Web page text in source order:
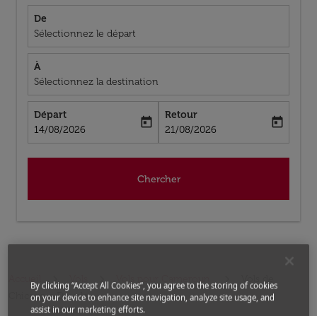
De
Sélectionnez le départ
À
Sélectionnez la destination
Départ
fc-booking-departure-date-aria-label
14/08/2026
today
Retour
fc-booking-return-date-aria-label
21/08/2026
today
Chercher
Vols pour Cameroun
Vols de
Chicago a Douala
By clicking “Accept All Cookies”, you agree to the storing of cookies
on your device to enhance site navigation, analyze site usage, and
assist in our marketing efforts.